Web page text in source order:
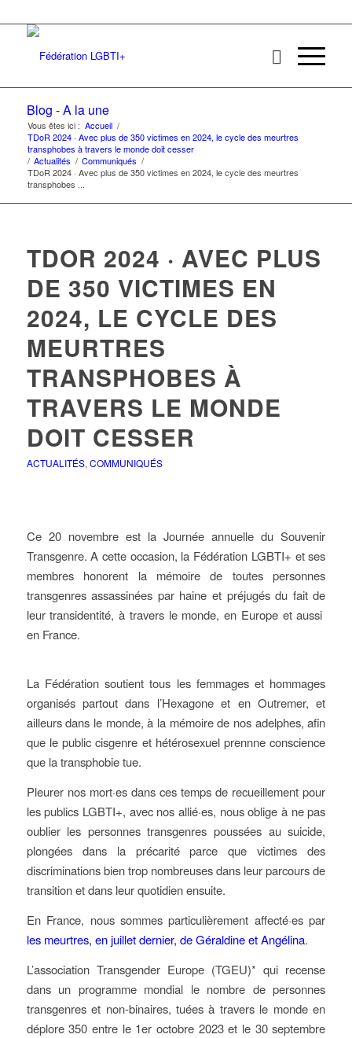
Blog - A la une
Vous êtes ici : Accueil /
TDoR 2024 · Avec plus de 350 victimes en 2024, le cycle des meurtres
transphobes à travers le monde doit cesser
/ Actualités / Communiqués /
TDoR 2024 · Avec plus de 350 victimes en 2024, le cycle des meurtres
transphobes ...
TDOR 2024 · AVEC PLUS
DE 350 VICTIMES EN
2024, LE CYCLE DES
MEURTRES
TRANSPHOBES À
TRAVERS LE MONDE
DOIT CESSER
ACTUALITÉS, COMMUNIQUÉS
Ce 20 novembre est la Journée annuelle du Souvenir
Transgenre. A cette occasion, la Fédération LGBTI+ et ses
membres honorent la mémoire de toutes personnes
transgenres assassinées par haine et préjugés du fait de
leur transidentité, à travers le monde, en Europe et aussi
en France.
La Fédération soutient tous les femmages et hommages
organisés partout dans l’Hexagone et en Outremer, et
ailleurs dans le monde, à la mémoire de nos adelphes, afin
que le public cisgenre et hétérosexuel prennne conscience
que la transphobie tue.
Pleurer nos mort·es dans ces temps de recueillement pour
les publics LGBTI+, avec nos allié·es, nous oblige à ne pas
oublier les personnes transgenres poussées au suicide,
plongées dans la précarité parce que victimes des
discriminations bien trop nombreuses dans leur parcours de
transition et dans leur quotidien ensuite.
En France, nous sommes particulièrement affecté·es par
les meurtres, en juillet dernier, de Géraldine et Angélina.
L’association Transgender Europe (TGEU)* qui recense
dans un programme mondial le nombre de personnes
transgenres et non-binaires, tuées à travers le monde en
déplore 350 entre le 1er octobre 2023 et le 30 septembre